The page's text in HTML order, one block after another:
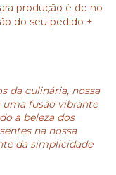
produção é de no
do seu pedido +
da culinária, nossa
uma fusão vibrante
a beleza dos
na nossa
da simplicidade